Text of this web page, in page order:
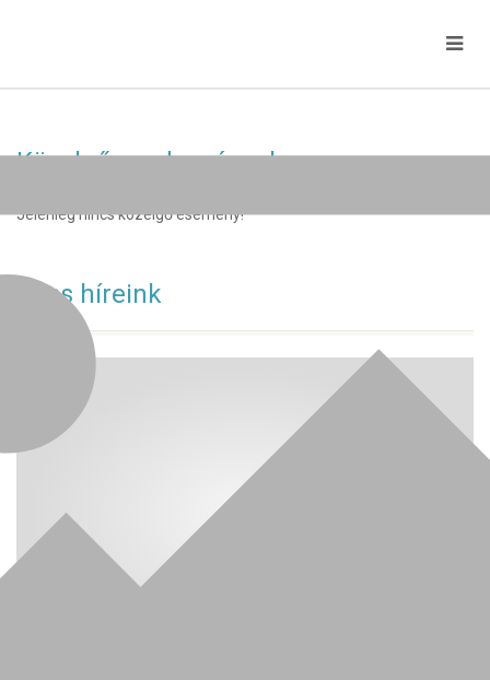
Közelgő rendezvények
Jelenleg nincs közelgő esemény!
Friss híreink